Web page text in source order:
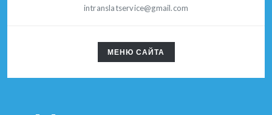
intranslatservice@gmail.com
TOGGLE
NAVIGATION
МЕНЮ САЙТА